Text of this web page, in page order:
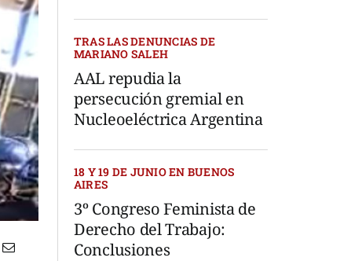
TRAS LAS DENUNCIAS DE
MARIANO SALEH
AAL repudia la
persecución gremial en
Nucleoeléctrica Argentina
18 Y 19 DE JUNIO EN BUENOS
AIRES
3º Congreso Feminista de
Derecho del Trabajo:
Conclusiones